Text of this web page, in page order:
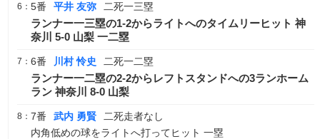
6： 5番 平井 友弥 二死一三塁
ランナー一三塁の1-2からライトへのタイムリーヒット 神
奈川 5-0 山梨 一二塁
7： 6番 川村 怜史 二死一二塁
ランナー一二塁の2-2からレフトスタンドへの3ランホーム
ラン 神奈川 8-0 山梨
8： 7番 武内 勇賢
二死走者なし
内角低めの球をライトへ打ってヒット 一塁